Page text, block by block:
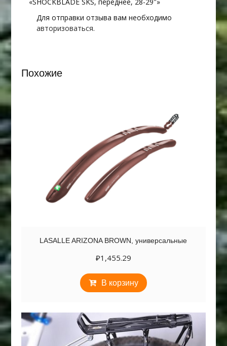
Для отправки отзыва вам необходимо
авторизоваться.
Похожие
LASALLE ARIZONA BROWN, универсальные
₽1,455.29
В корзину